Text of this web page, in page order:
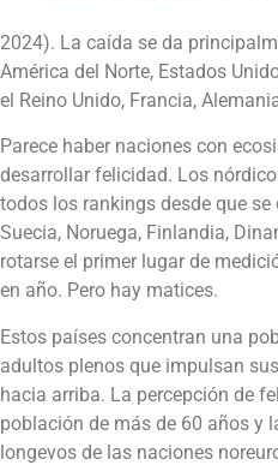
2024). La caída se da
América del Norte, Estados
el Reino Unido, Francia,
Parece haber naciones con
desarrollar felicidad. Los
todos los rankings desde que
Suecia, Noruega, Finlandia,
rotarse el primer lugar de
en año. Pero hay matices.
Estos países concentran una
adultos plenos que impulsan
hacia arriba. La percepción de
población de más de 60 años y
longevos de las naciones